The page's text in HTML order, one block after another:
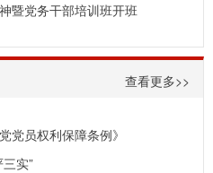
暨党务干部培训班开班
查看更多>>
党员权利保障条例》
实”